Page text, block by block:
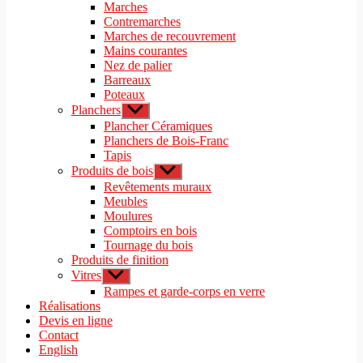
menu
le
menu
Marches
Contremarches
Marches de recouvrement
Mains courantes
Nez de palier
Barreaux
Poteaux
Planchers Afficher
le
sous-
menu
Plancher Céramiques
Planchers de Bois-Franc
Tapis
Produits de bois Afficher
le
sous-
Revêtements muraux
Meubles
Moulures
Comptoirs en bois
Tournage du bois
Produits de finition
Vitres Afficher
le
sous-
Rampes et garde-corps en verre
Réalisations
Devis en ligne
Contact
English